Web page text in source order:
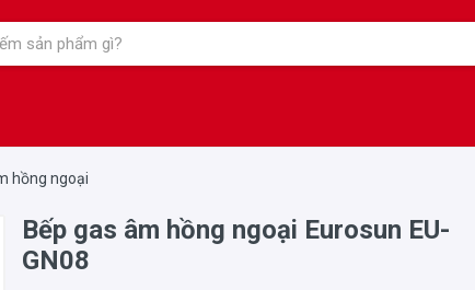
hồng ngoại
Bếp gas âm hồng ngoại Eurosun EU-
GN08